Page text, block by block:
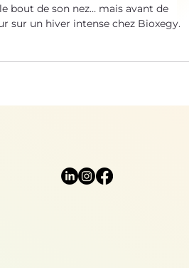
bout de son nez… mais avant de
sur un hiver intense chez Bioxegy.